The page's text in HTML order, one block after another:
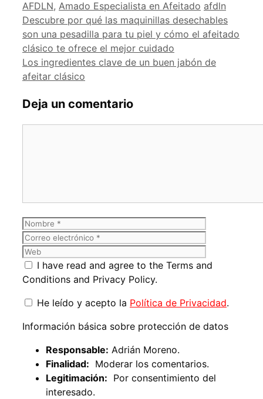
Categorías
AFDLN, Amado Especialista en Afeitado Etiquetas
afdln
Descubre por qué las maquinillas desechables
son una pesadilla para tu piel y cómo el afeitado
clásico te ofrece el mejor cuidado
Los ingredientes clave de un buen jabón de
afeitar clásico
Deja un comentario
Nombre
I have read and agree to the Terms and
Conditions and Privacy Policy.
He leído y acepto la Política de Privacidad.
Información básica sobre protección de datos
Responsable: Adrián Moreno.
Finalidad: Moderar los comentarios.
Legitimación: Por consentimiento del
interesado.